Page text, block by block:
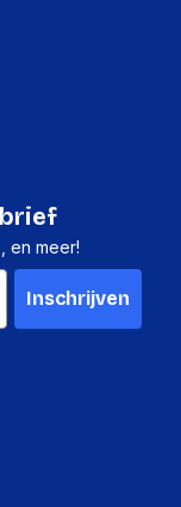
en meer!
Inschrijven